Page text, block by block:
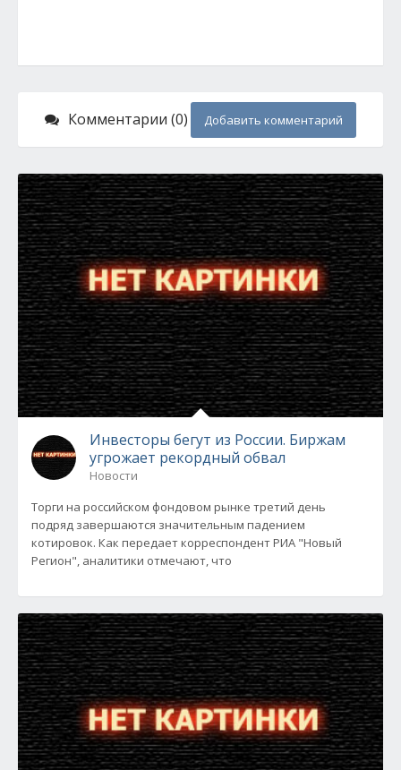
Комментарии (0) Добавить комментарий
Инвесторы бегут из России. Биржам
угрожает рекордный обвал
Новости
Торги на российском фондовом рынке третий день
подряд завершаются значительным падением
котировок. Как передает корреспондент РИА "Новый
Регион", аналитики отмечают, что